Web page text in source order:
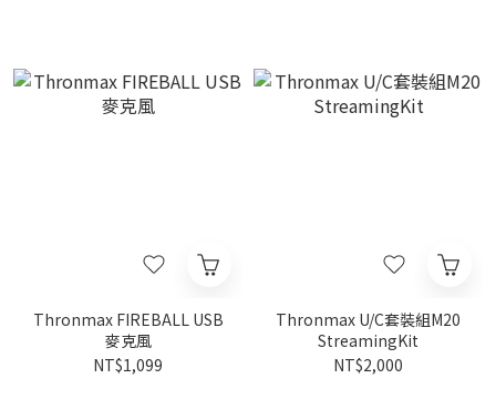
Thronmax FIREBALL USB
麥克風
NT$1,099
Thronmax U/C套裝組M20
StreamingKit
NT$2,000